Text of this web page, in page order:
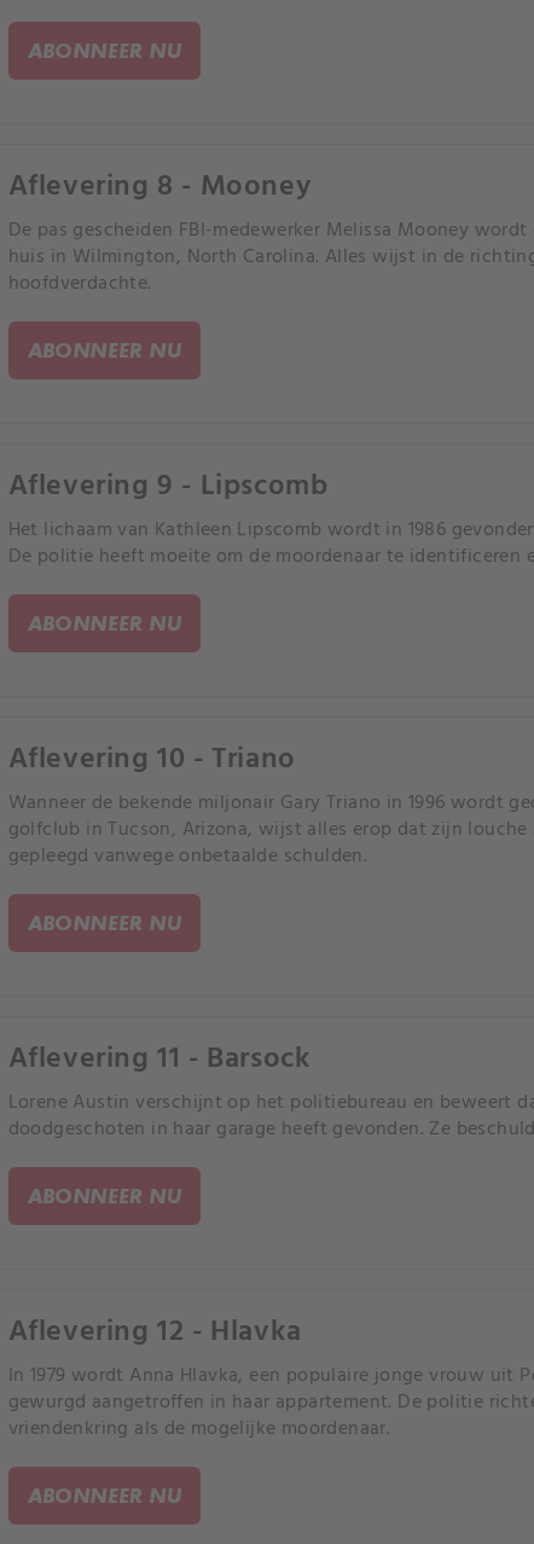
ABONNEER NU
Aflevering 8 - Mooney
De pas gescheiden FBI-medewerker Melissa Mooney
huis in Wilmington, North Carolina. Alles wijst in de
hoofdverdachte.
ABONNEER NU
Aflevering 9 - Lipscomb
Het lichaam van Kathleen Lipscomb wordt in 1986
De politie heeft moeite om de moordenaar te identificeren
ABONNEER NU
Aflevering 10 - Triano
Wanneer de bekende miljonair Gary Triano in 1996 wordt
golfclub in Tucson, Arizona, wijst alles erop dat zijn
gepleegd vanwege onbetaalde schulden.
ABONNEER NU
Aflevering 11 - Barsock
Lorene Austin verschijnt op het politiebureau en beweert
doodgeschoten in haar garage heeft gevonden. Ze
ABONNEER NU
Aflevering 12 - Hlavka
In 1979 wordt Anna Hlavka, een populaire jonge vrouw uit
gewurgd aangetroffen in haar appartement. De politie
vriendenkring als de mogelijke moordenaar.
ABONNEER NU